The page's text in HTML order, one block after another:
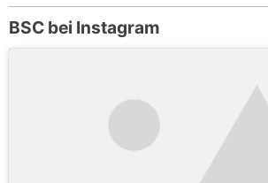
BSC bei Instagram